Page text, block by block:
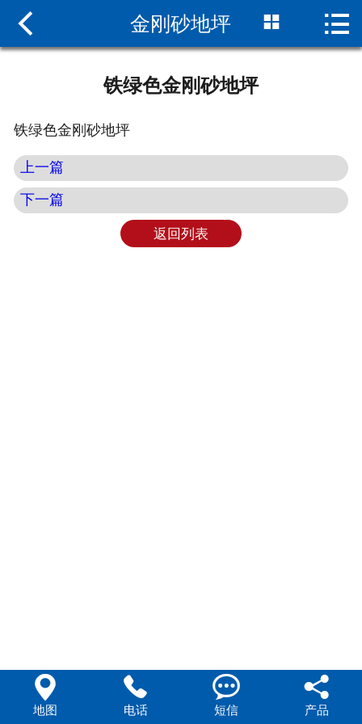
网站首页
人才招聘
施工方案
 金刚砂地坪  
铁绿色金刚砂地坪
铁绿色金刚砂地坪
上一篇
下一篇
返回列表

地图

电话

短信

产品